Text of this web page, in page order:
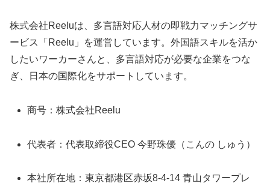
株式会社Reeluは、多言語対応人材の即戦力マッチングサ
ービス「Reelu」を運営しています。外国語スキルを活か
したいワーカーさんと、多言語対応が必要な企業をつな
ぎ、日本の国際化をサポートしています。
商号：株式会社Reelu
代表者：代表取締役CEO 今野珠優（こんの しゅう）
本社所在地：東京都港区赤坂8-4-14 青山タワープレ